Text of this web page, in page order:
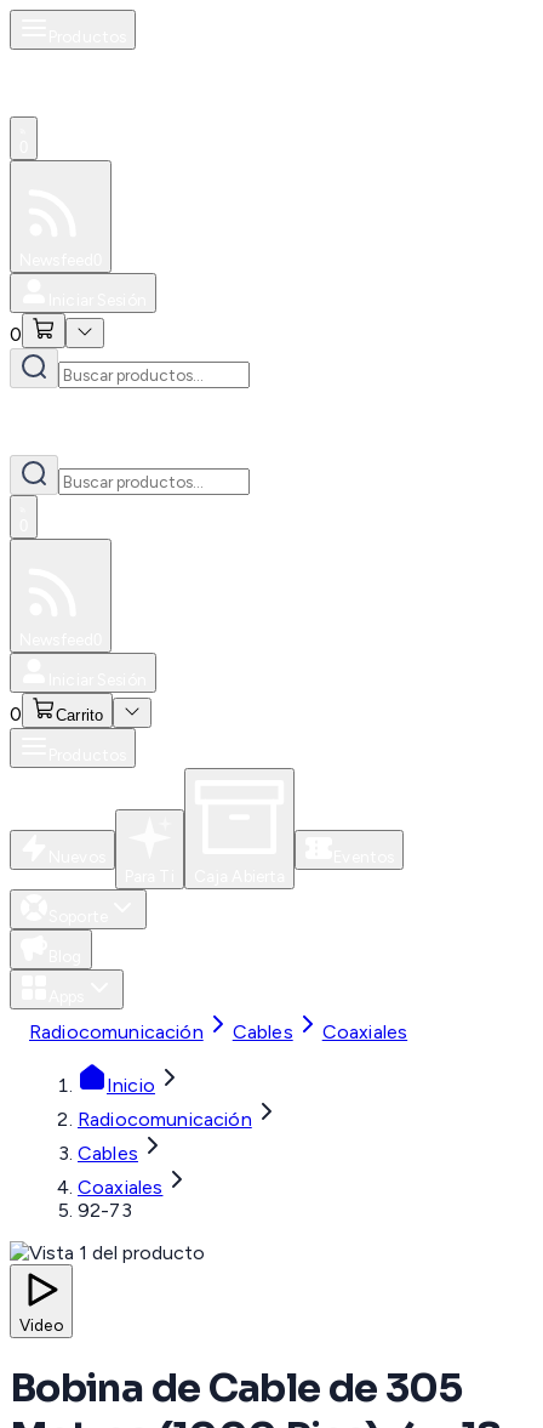
0
0 Carrito
Radiocomunicación Cables Coaxiales
Inicio
Radiocomunicación
Cables
Coaxiales
92-73
Video
Bobina de Cable de 305